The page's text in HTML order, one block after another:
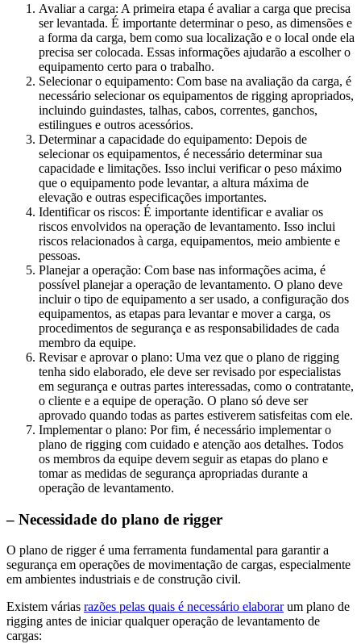
Avaliar a carga: A primeira etapa é avaliar a carga que precisa
ser levantada. É importante determinar o peso, as dimensões e
a forma da carga, bem como sua localização e o local onde ela
precisa ser colocada. Essas informações ajudarão a escolher o
equipamento certo para o trabalho.
Selecionar o equipamento: Com base na avaliação da carga, é
necessário selecionar os equipamentos de rigging apropriados,
incluindo guindastes, talhas, cabos, correntes, ganchos,
estilingues e outros acessórios.
Determinar a capacidade do equipamento: Depois de
selecionar os equipamentos, é necessário determinar sua
capacidade e limitações. Isso inclui verificar o peso máximo
que o equipamento pode levantar, a altura máxima de
elevação e outras especificações importantes.
Identificar os riscos: É importante identificar e avaliar os
riscos envolvidos na operação de levantamento. Isso inclui
riscos relacionados à carga, equipamentos, meio ambiente e
pessoas.
Planejar a operação: Com base nas informações acima, é
possível planejar a operação de levantamento. O plano deve
incluir o tipo de equipamento a ser usado, a configuração dos
equipamentos, as etapas para levantar e mover a carga, os
procedimentos de segurança e as responsabilidades de cada
membro da equipe.
Revisar e aprovar o plano: Uma vez que o plano de rigging
tenha sido elaborado, ele deve ser revisado por especialistas
em segurança e outras partes interessadas, como o contratante,
o cliente e a equipe de operação. O plano só deve ser
aprovado quando todas as partes estiverem satisfeitas com ele.
Implementar o plano: Por fim, é necessário implementar o
plano de rigging com cuidado e atenção aos detalhes. Todos
os membros da equipe devem seguir as etapas do plano e
tomar as medidas de segurança apropriadas durante a
operação de levantamento.
– Necessidade do plano de rigger
O plano de rigger é uma ferramenta fundamental para garantir a
segurança em operações de movimentação de cargas, especialmente
em ambientes industriais e de construção civil.
Existem várias razões pelas quais é necessário elaborarum plano de
rigging antes de iniciar qualquer operação de levantamento de
cargas: